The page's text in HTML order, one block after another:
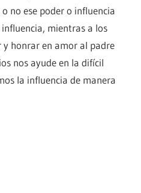
no ese poder o influencia
mientras a los
honrar en amor al padre
nos ayude en la difícil
la influencia de manera